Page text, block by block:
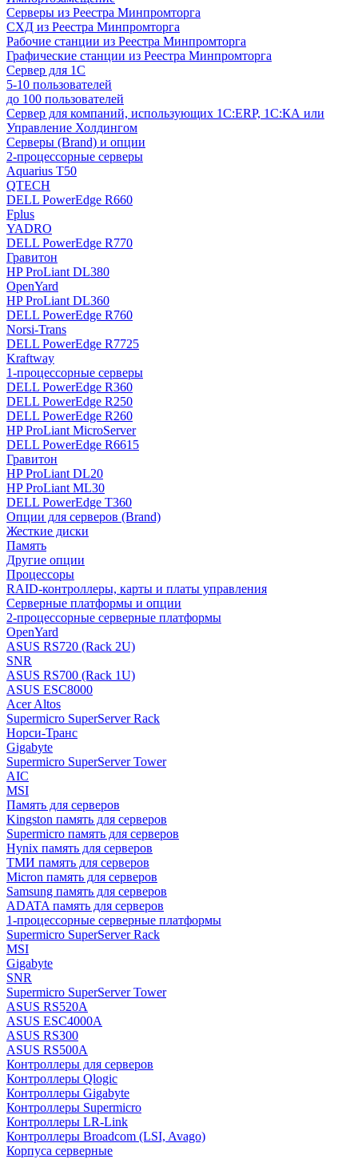
Серверы из Реестра Минпромторга
СХД из Реестра Минпромторга
Рабочие станции из Реестра Минпромторга
Графические станции из Реестра Минпромторга
Сервер для 1С
5-10 пользователей
до 100 пользователей
Сервер для компаний, использующих 1C:ERP, 1С:КА или
Управление Холдингом
Серверы (Brand) и опции
2-процессорные серверы
Aquarius T50
QTECH
DELL PowerEdge R660
Fplus
YADRO
DELL PowerEdge R770
Гравитон
HP ProLiant DL380
OpenYard
HP ProLiant DL360
DELL PowerEdge R760
Norsi-Trans
DELL PowerEdge R7725
Kraftway
1-процессорные серверы
DELL PowerEdge R360
DELL PowerEdge R250
DELL PowerEdge R260
HP ProLiant MicroServer
DELL PowerEdge R6615
Гравитон
HP ProLiant DL20
HP ProLiant ML30
DELL PowerEdge T360
Опции для серверов (Brand)
Жесткие диски
Память
Другие опции
Процессоры
RAID-контроллеры, карты и платы управления
Серверные платформы и опции
2-процессорные серверные платформы
OpenYard
ASUS RS720 (Rack 2U)
SNR
ASUS RS700 (Rack 1U)
ASUS ESC8000
Acer Altos
Supermicro SuperServer Rack
Норси-Транс
Gigabyte
Supermicro SuperServer Tower
AIC
MSI
Память для серверов
Kingston память для серверов
Supermicro память для серверов
Hynix память для серверов
ТМИ память для серверов
Micron память для серверов
Samsung память для серверов
ADATA память для серверов
1-процессорные серверные платформы
Supermicro SuperServer Rack
MSI
Gigabyte
SNR
Supermicro SuperServer Tower
ASUS RS520A
ASUS ESC4000A
ASUS RS300
ASUS RS500A
Контроллеры для серверов
Контроллеры Qlogic
Контроллеры Gigabyte
Контроллеры Supermicro
Контроллеры LR-Link
Контроллеры Broadcom (LSI, Avago)
Корпуса серверные